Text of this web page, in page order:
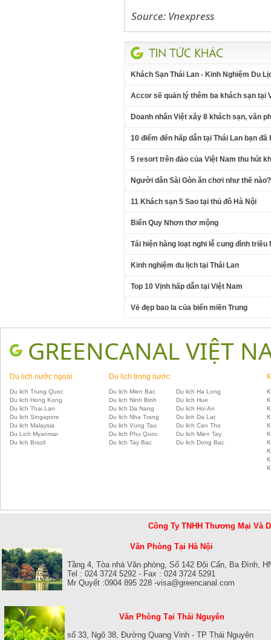
Source: Vnexpress
Khách Sạn Thái Lan - Kinh Nghiệm Du
Accor sẽ quản lý thêm ba khách sạn tại
Doanh nhân Việt xây 8 khách sạn, văn
10 điểm đến hấp dẫn tại Thái Lan bạn
5 resort trên đảo của Việt Nam thu hút
Người dân Sài Gòn ăn chơi như thế nào?
11 Khách sạn 5 Sao tại thủ đô Hà Nội
Biển Quy Nhơn thơ mộng
Tái hiện hàng loạt nghi lễ cung đình triều
Kinh nghiệm du lịch tại Thái Lan
Top 10 Vịnh hấp dẫn tại Việt Nam
Vẻ đẹp bao la của biển miền Trung
GREENCANAL VIỆT
Du lịch nước ngoài
Du lich Trung Quoc
Du lich Hong Kong
Du lich Thai Lan
Du lich Singapore
Du lich Malaysia
Du Lich Myanmar
Du lich Brazil
Du lịch trong nước
Du lich Mien Bac
Du lich Ha Long
Du lich Ninh Binh
Du lich Hue
Du lich Da Nang
Du lich Hoi An
Du lich Nha Trang
Du lich Da Lat
Du lich Vung Tau
Du lich Can Tho
Du lich Phu Quoc
Du lich Mien Tay
Du lich Tay Bac
Du lich Dong Bac
Công Ty TNHH Thương Mại Và
Văn Phòng Tại Hà Nội
Tầng 4, Tòa nhà Văn phòng, Số 142 Đội Cấn, Ba Đình,
Tel : 024 3724 5292 - Fax : 024 3724 5291
Mr Quyết :0904 895 228 -visa@greencanal.com
Văn Phòng Tại Thái Nguyên
số 33, Ngõ 38, Đường Quang Vinh - TP Thái Nguyên